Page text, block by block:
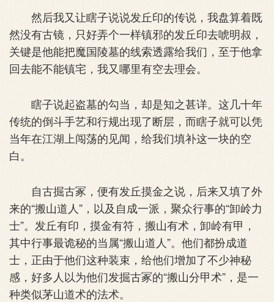
然后我又让瞎子说说发丘印的传说，我盘算着既
然没有古镜，只好弄个一样镇邪的发丘印去唬明叔，
关键是他能把魔国陵墓的线索透露给我们，至于他拿
回去能不能镇宅，我又哪里有空去理会。
瞎子说起盗墓的勾当，却是知之甚详。这几十年
传统的倒斗手艺和行规出现了断层，而瞎子就可以凭
当年在江湖上闯荡的见闻，给我们填补这一块的空
白。
自古掘古冢，便有发丘摸金之说，后来又填了外
来的“搬山道人”，以及自成一派，聚众行事的“卸岭力
士”。发丘有印，摸金有符，搬山有术，卸岭有甲，
其中行事最诡秘的当属“搬山道人”。他们都扮成道
士，正由于他们这种装束，给他们增加了不少神秘
感，好多人以为他们发掘古冢的“搬山分甲术”，是一
种类似茅山道术的法术。